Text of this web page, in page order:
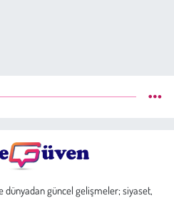
dünyadan güncel gelişmeler; siyaset,